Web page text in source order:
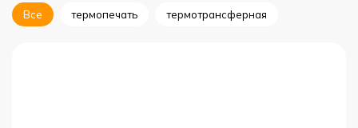
Все термопечать термотрансферная